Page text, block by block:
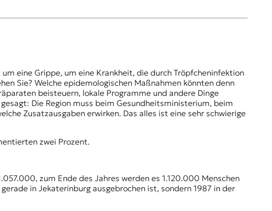
eine Grippe, um eine Krankheit, die durch Tröpfcheninfektion
Sie? Welche epidemologischen Maßnahmen könnten denn
beisteuern, lokale Programme und andere Dinge
Die Region muss beim Gesundheitsministerium, beim
Zusatzausgaben erwirken. Das alles ist eine sehr schwierige
zwei Prozent.
zum Ende des Jahres werden es 1.120.000 Menschen
in Jekaterinburg ausgebrochen ist, sondern 1987 in der